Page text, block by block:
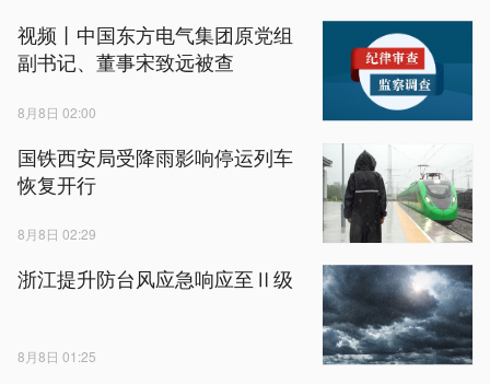
视频丨中国东方电气集团原党组
副书记、董事宋致远被查
8月8日 02:00
国铁西安局受降雨影响停运列车
恢复开行
8月8日 02:29
浙江提升防台风应急响应至Ⅱ级
8月8日 01:25